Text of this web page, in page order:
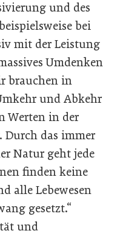
und des
bei
mit der Leistung
Umdenken
brauchen in
und Abkehr
Werten in der
das immer
Natur geht jede
finden keine
alle Lebewesen
gesetzt.“
und